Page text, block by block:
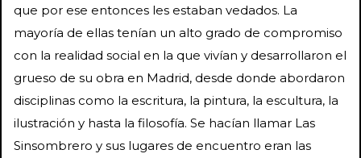
que por ese entonces les estaban vedados. La
mayoría de ellas tenían un alto grado de compromiso
con la realidad social en la que vivían y desarrollaron el
grueso de su obra en Madrid, desde donde abordaron
disciplinas como la escritura, la pintura, la escultura, la
ilustración y hasta la filosofía. Se hacían llamar Las
Sinsombrero y sus lugares de encuentro eran las